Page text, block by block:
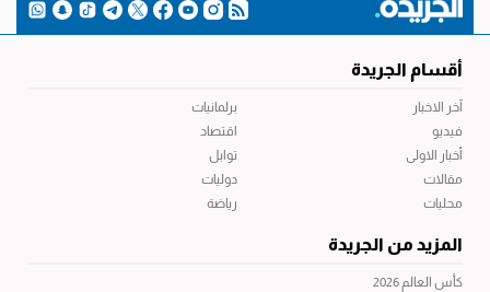
أقسام الجريدة
آخر الاخبار
فيديو
أخبار الاولى
مقالات
محليات
برلمانيات
اقتصاد
توابل
دوليات
رياضة
المزيد من الجريدة
كأس العالم 2026